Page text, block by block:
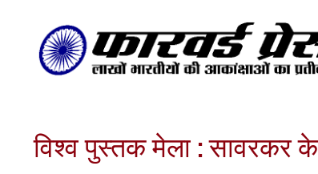
विश्व पुस्तक मेला : सावरकर